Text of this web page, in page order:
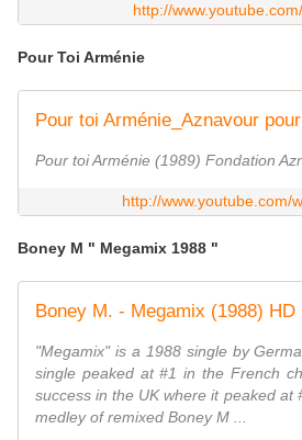
http://
Pour Toi Arménie
Pour toi Arménie_Aznavour
Pour toi Arménie (1989) Fondation
http://www.youtube.com/
Boney M " Megamix 1988 "
Boney M. - Megamix (1988) HD
"Megamix" is a 1988 single by
single peaked at #1 in the French
success in the UK where it peaked at
medley of remixed Boney M ...